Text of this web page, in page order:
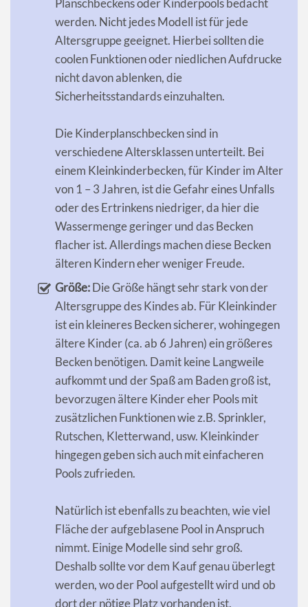
werden. Nicht jedes Modell ist für jede
Altersgruppe geeignet. Hierbei sollten die
coolen Funktionen oder niedlichen Aufdrucke
nicht davon ablenken, die
Sicherheitsstandards einzuhalten.
Die Kinderplanschbecken sind in
verschiedene Altersklassen unterteilt. Bei
einem Kleinkinderbecken, für Kinder im Alter
von 1 – 3 Jahren, ist die Gefahr eines Unfalls
oder des Ertrinkens niedriger, da hier die
Wassermenge geringer und das Becken
flacher ist. Allerdings machen diese Becken
älteren Kindern eher weniger Freude.
Größe:Die Größe hängt sehr stark von der
Altersgruppe des Kindes ab. Für Kleinkinder
ist ein kleineres Becken sicherer, wohingegen
ältere Kinder (ca. ab 6 Jahren) ein größeres
Becken benötigen. Damit keine Langweile
aufkommt und der Spaß am Baden groß ist,
bevorzugen ältere Kinder eher Pools mit
zusätzlichen Funktionen wie z.B. Sprinkler,
Rutschen, Kletterwand, usw. Kleinkinder
hingegen geben sich auch mit einfacheren
Pools zufrieden.
Natürlich ist ebenfalls zu beachten, wie viel
Fläche der aufgeblasene Pool in Anspruch
nimmt. Einige Modelle sind sehr groß.
Deshalb sollte vor dem Kauf genau überlegt
werden, wo der Pool aufgestellt wird und ob
dort der nötige Platz vorhanden ist.